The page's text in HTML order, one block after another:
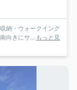
納・ウォークインク
向きにサ... もっと見